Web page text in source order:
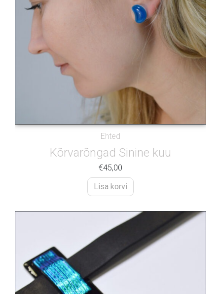
Ehted
Kõrvarõngad Sinine kuu
€45,00
Lisa korvi